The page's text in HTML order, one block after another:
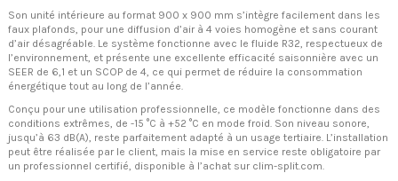
Son unité intérieure au format 900 x 900 mm s’intègre facilement dans les
faux plafonds, pour une diffusion d’air à 4 voies homogène et sans courant
d’air désagréable. Le système fonctionne avec le fluide R32, respectueux de
l’environnement, et présente une excellente efficacité saisonnière avec un
SEER de 6,1 et un SCOP de 4, ce qui permet de réduire la consommation
énergétique tout au long de l’année.
Conçu pour une utilisation professionnelle, ce modèle fonctionne dans des
conditions extrêmes, de -15 °C à +52 °C en mode froid. Son niveau sonore,
jusqu’à 63 dB(A), reste parfaitement adapté à un usage tertiaire. L’installation
peut être réalisée par le client, mais la mise en service reste obligatoire par
un professionnel certifié, disponible à l’achat sur clim-split.com.